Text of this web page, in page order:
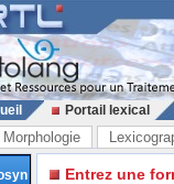
Portail lexical
Morphologie
Entrez une